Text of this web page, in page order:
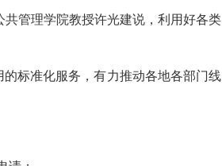
共管理学院教授许光建说，利用好各类
标准化服务，有力推动各地各部门线